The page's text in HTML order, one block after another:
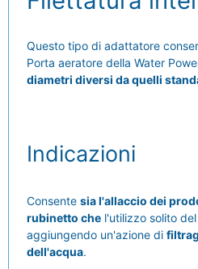
Questo tipo di adattatore
Porta aeratore della Water
diametri diversi da quelli
Indicazioni
Consente sia l'allaccio dei
rubinetto chel'utilizzo solito
aggiungendo un'azione di
dell'acqua.